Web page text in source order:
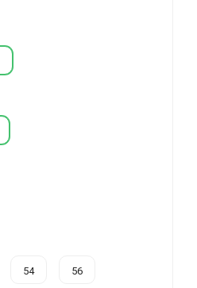
54 56